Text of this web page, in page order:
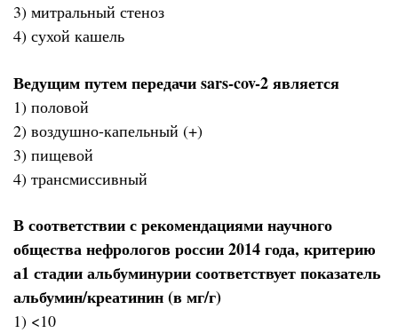
3) митральный стеноз
4) сухой кашель
Ведущим путем передачи sars-cov-2 является
1) половой
2) воздушно-капельный (+)
3) пищевой
4) трансмиссивный
В соответствии с рекомендациями научного
общества нефрологов россии 2014 года, критерию
а1 стадии альбуминурии соответствует показатель
альбумин/креатинин (в мг/г)
1) <10